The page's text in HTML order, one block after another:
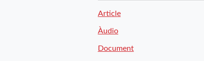
Article
Àudio
Document